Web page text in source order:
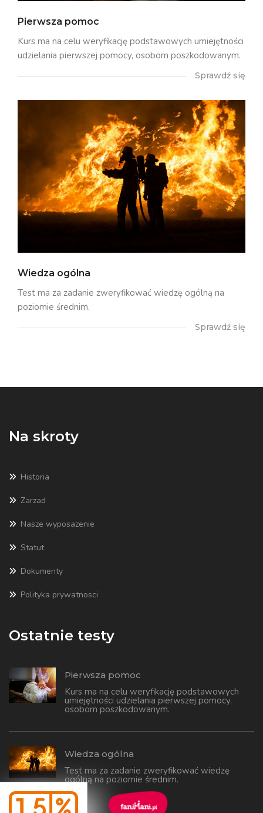
Pierwsza pomoc
Kurs ma na celu weryfikację podstawowych umiejętności
udzielania pierwszej pomocy, osobom poszkodowanym.
Sprawdź się
Wiedza ogólna
Test ma za zadanie zweryfikować wiedzę ogólną na
poziomie średnim.
Sprawdź się
Na skroty
Historia
Zarzad
Nasze wyposazenie
Statut
Dokumenty
Polityka prywatnosci
Ostatnie testy
Pierwsza pomoc
Kurs ma na celu weryfikację podstawowych
umiejętności udzielania pierwszej pomocy,
osobom poszkodowanym.
Wiedza ogólna
Test ma za zadanie zweryfikować wiedzę
ogólną na poziomie średnim.